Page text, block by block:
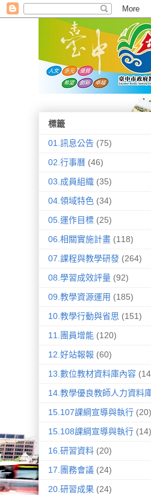
標籤
01.訊息公告 (75)
02.行事曆 (46)
03.成員組織 (35)
04.領域特色 (34)
05.運作目標 (25)
06.相關實施計畫 (118)
07.課程與教學研發 (264)
08.學習成效評量 (92)
09.教學資源運用 (185)
10.教學行動與省思 (151)
11.團員增能 (120)
12.好站報報 (60)
13.數位教材資料庫內容
14.教學優良教師人力資料
15.107課綱宣導與執行 (20)
15.108課綱宣導與執行 (14)
16.研習資料 (20)
17.團務會議 (24)
20.研習成果 (24)